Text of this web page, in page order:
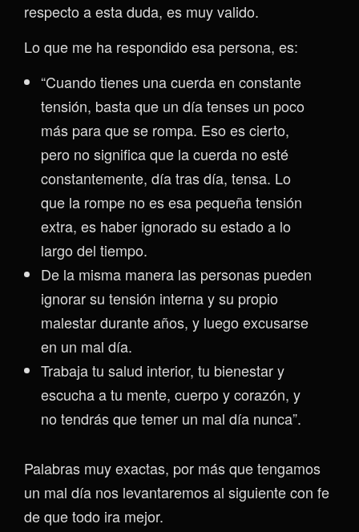
respecto a esta duda, es muy valido.
Lo que me ha respondido esa persona, es:
“Cuando tienes una cuerda en constante
tensión, basta que un día tenses un poco
más para que se rompa. Eso es cierto,
pero no significa que la cuerda no esté
constantemente, día tras día, tensa. Lo
que la rompe no es esa pequeña tensión
extra, es haber ignorado su estado a lo
largo del tiempo.
De la misma manera las personas pueden
ignorar su tensión interna y su propio
malestar durante años, y luego excusarse
en un mal día.
Trabaja tu salud interior, tu bienestar y
escucha a tu mente, cuerpo y corazón, y
no tendrás que temer un mal día nunca”.
Palabras muy exactas, por más que tengamos
un mal día nos levantaremos al siguiente con fe
de que todo ira mejor.